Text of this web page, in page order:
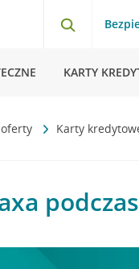
KARTY
Karty